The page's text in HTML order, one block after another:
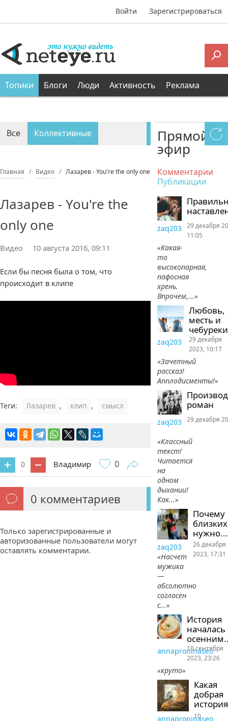
Войти Зарегистрироваться
Топики Блоги Люди Активность Реклама
Все Коллективные
Главная Видео Лазарев - You're the only one
Лазарев - You're the
only one
Видео 10 августа 2016, 09:11
Если бы песня была о том, что
происходит в клипе
Теги: Лазарев , клип , смысл
0 Владимир 0
0 комментариев
Только зарегистрированные и
авторизованные пользователи могут
оставлять комментарии.
Прямой
эфир
Комментарии
Публикации
zaq203
«Какая-
то
высокопарная,
пафосная
хрень.
Впрочем,...»
29 декабря
11:05
Любовь,
месть и
чебуреки
zaq203
«Зачетный
рассказ!
Апплодисменты!»
29 декабря
2023, 10:17
роман
zaq203
«Классный
текст!
Читается
на
одном
дыхании!
Как...»
29 декабря
Почему
близких
нужно...
zaq203
«Насчет
мужика
—
абсолютно
согласен
с...»
26 декабря
2023, 17:31
История
началась
annaproninaseo
«круто»
10 сентября
2023, 23:26
Какая
добрая
история
annaproninaseo
10